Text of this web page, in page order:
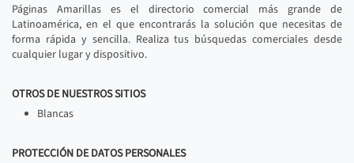
Páginas Amarillas es el directorio comercial más grande de
Latinoamérica, en el que encontrarás la solución que necesitas de
forma rápida y sencilla. Realiza tus búsquedas comerciales desde
cualquier lugar y dispositivo.
OTROS DE NUESTROS SITIOS
Blancas
PROTECCIÓN DE DATOS PERSONALES